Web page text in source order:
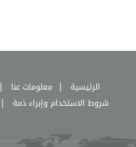
الرئيسية | معلومات عنا |
شروط الاستخدام وإبراء ذمة |